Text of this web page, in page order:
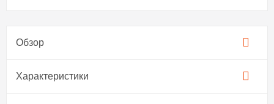
Обзор
Характеристики